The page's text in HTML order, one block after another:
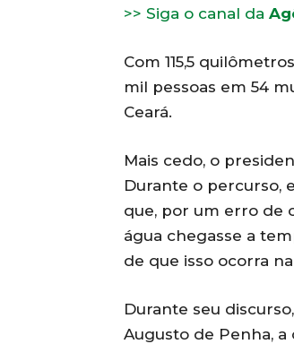
>> Siga o canal da
Com 115,5
mil pessoas em 54
Ceará.
Mais cedo, o
Durante o percurso,
que, por um erro de
água chegasse a
de que isso ocorra
Durante seu
Augusto de Penha, a